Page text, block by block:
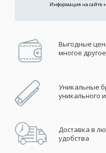
Информация на сайте
Выгодные
многое другое
Уникальные
уникального
Доставка в
удобства